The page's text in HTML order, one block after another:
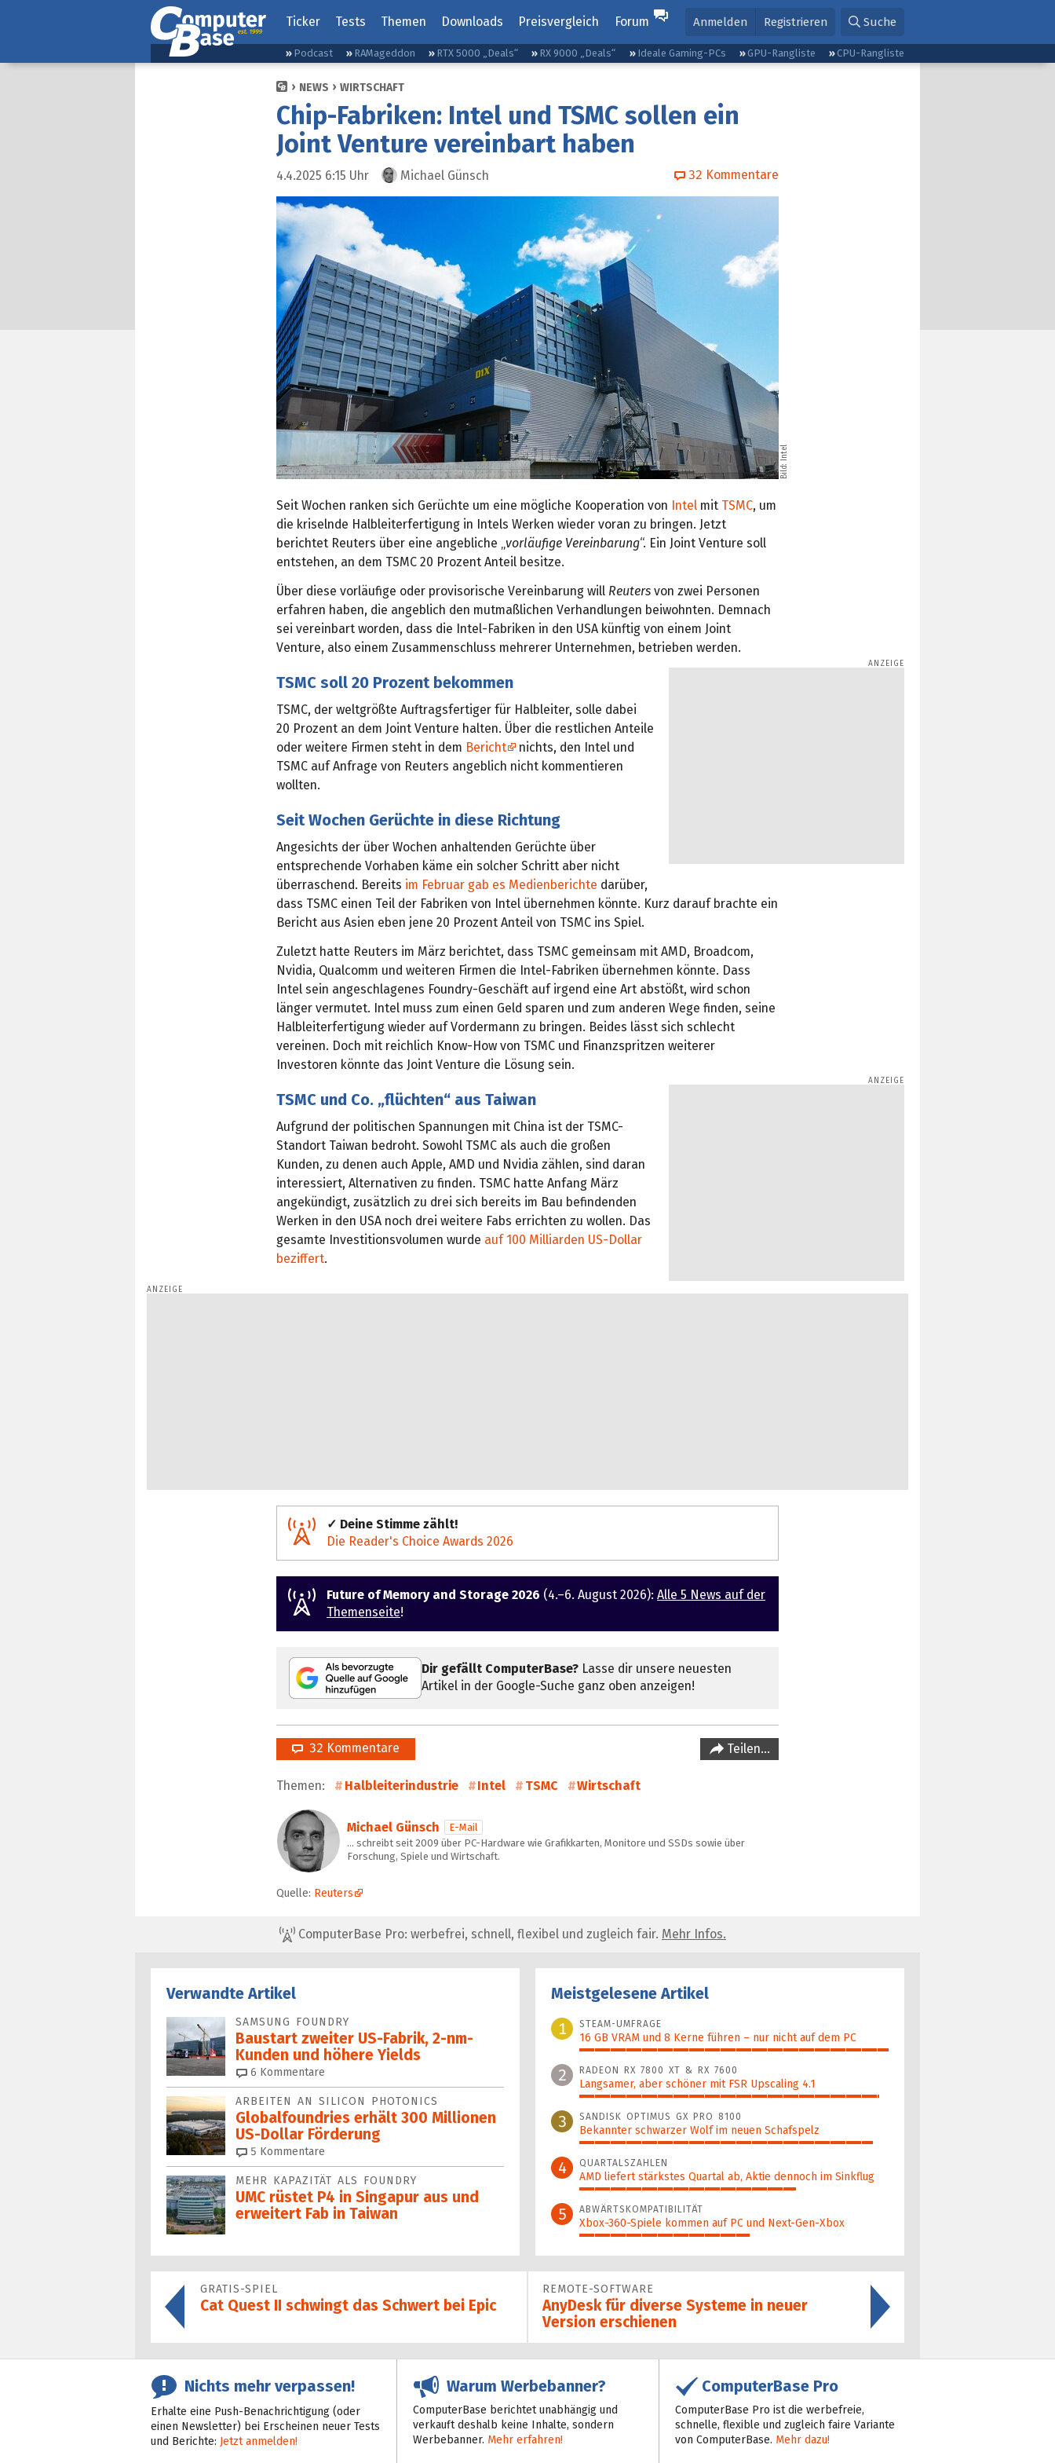
Ticker Tests Themen Downloads Preisvergleich Forum Anmelden Registrieren Suche
Podcast RAMageddon RTX 5000 „Deals“ RX 9000 „Deals“ Ideale Gaming-PCs GPU-Rangliste CPU-Rangliste
NEWS WIRTSCHAFT
Chip-Fabriken: Intel und TSMC sollen ein
Joint Venture vereinbart haben
4.4.2025 6:15 Uhr Michael Günsch 32 Kommentare
Bild: Intel
Seit Wochen ranken sich Gerüchte um eine mögliche Kooperation von Intel mit TSMC, um
die kriselnde Halbleiterfertigung in Intels Werken wieder voran zu bringen. Jetzt
berichtet Reuters über eine angebliche „vorläufige Vereinbarung“. Ein Joint Venture soll
entstehen, an dem TSMC 20 Prozent Anteil besitze.
Über diese vorläufige oder provisorische Vereinbarung will Reuters von zwei Personen
erfahren haben, die angeblich den mutmaßlichen Verhandlungen beiwohnten. Demnach
sei vereinbart worden, dass die Intel-Fabriken in den USA künftig von einem Joint
Venture, also einem Zusammenschluss mehrerer Unternehmen, betrieben werden.
TSMC soll 20 Prozent bekommen
TSMC, der weltgrößte Auftragsfertiger für Halbleiter, solle dabei
20 Prozent an dem Joint Venture halten. Über die restlichen Anteile
oder weitere Firmen steht in dem Bericht
nichts, den Intel und
TSMC auf Anfrage von Reuters angeblich nicht kommentieren
wollten.
Seit Wochen Gerüchte in diese Richtung
Angesichts der über Wochen anhaltenden Gerüchte über
entsprechende Vorhaben käme ein solcher Schritt aber nicht
überraschend. Bereits im Februar gab es Medienberichte darüber,
dass TSMC einen Teil der Fabriken von Intel übernehmen könnte. Kurz darauf brachte ein
Bericht aus Asien eben jene 20 Prozent Anteil von TSMC ins Spiel.
Zuletzt hatte Reuters im März berichtet, dass TSMC gemeinsam mit AMD, Broadcom,
Nvidia, Qualcomm und weiteren Firmen die Intel-Fabriken übernehmen könnte. Dass
Intel sein angeschlagenes Foundry-Geschäft auf irgend eine Art abstößt, wird schon
länger vermutet. Intel muss zum einen Geld sparen und zum anderen Wege finden, seine
Halbleiterfertigung wieder auf Vordermann zu bringen. Beides lässt sich schlecht
vereinen. Doch mit reichlich Know-How von TSMC und Finanzspritzen weiterer
Investoren könnte das Joint Venture die Lösung sein.
TSMC und Co. „flüchten“ aus Taiwan
Aufgrund der politischen Spannungen mit China ist der TSMC-
Standort Taiwan bedroht. Sowohl TSMC als auch die großen
Kunden, zu denen auch Apple, AMD und Nvidia zählen, sind daran
interessiert, Alternativen zu finden. TSMC hatte Anfang März
angekündigt, zusätzlich zu drei sich bereits im Bau befindenden
Werken in den USA noch drei weitere Fabs errichten zu wollen. Das
gesamte Investitionsvolumen wurde auf 100 Milliarden US-Dollar
beziffert.
✓ Deine Stimme zählt!
Die Reader's Choice Awards 2026
Future of Memory and Storage 2026 (4.–6. August 2026): Alle 5 News auf der
Themenseite!
Dir gefällt ComputerBase? Lasse dir unsere neuesten
Artikel in der Google-Suche ganz oben anzeigen!
32 Kommentare Teilen…
Themen: Halbleiterindustrie Intel TSMC Wirtschaft
Michael Günsch
E-Mail
… schreibt seit 2009 über PC-Hardware wie Grafikkarten, Monitore und SSDs sowie über
Forschung, Spiele und Wirtschaft.
Quelle: Reuters
ComputerBase Pro: werbefrei, schnell, flexibel und zugleich fair. Mehr Infos.
Verwandte Artikel
SAMSUNG FOUNDRY
Baustart zweiter US-Fabrik, 2-nm-
Kunden und höhere Yields
6 Kommentare
ARBEITEN AN SILICON PHOTONICS
Globalfoundries erhält 300 Millionen
US-Dollar Förderung
5 Kommentare
MEHR KAPAZITÄT ALS FOUNDRY
UMC rüstet P4 in Singapur aus und
erweitert Fab in Taiwan
Meistgelesene Artikel
1
STEAM-UMFRAGE
16 GB VRAM und 8 Kerne führen – nur nicht auf dem PC
100%
2 RADEON RX 7800 XT & RX 7600
Langsamer, aber schöner mit FSR Upscaling 4.1
97%
3 SANDISK OPTIMUS GX PRO 8100
Bekannter schwarzer Wolf im neuen Schafspelz
95%
4 QUARTALSZAHLEN
AMD liefert stärkstes Quartal ab, Aktie dennoch im Sinkflug
70%
5 ABWÄRTSKOMPATIBILITÄT
Xbox-360-Spiele kommen auf PC und Next-Gen-Xbox
55%
GRATIS-SPIEL
Cat Quest II schwingt das Schwert bei Epic
REMOTE-SOFTWARE
AnyDesk für diverse Systeme in neuer
Version erschienen
Nichts mehr verpassen!
Erhalte eine Push-Benachrichtigung (oder
einen Newsletter) bei Erscheinen neuer Tests
und Berichte: Jetzt anmelden!
Warum Werbebanner?
ComputerBase berichtet unabhängig und
verkauft deshalb keine Inhalte, sondern
Werbebanner. Mehr erfahren!
ComputerBase Pro
ComputerBase Pro ist die werbefreie,
schnelle, flexible und zugleich faire Variante
von ComputerBase. Mehr dazu!